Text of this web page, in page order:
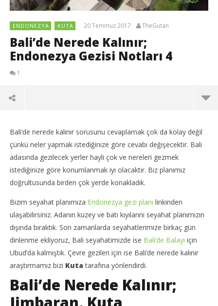
ENDONEZYA KUTA 20 Temmuz 2017 TheGutan
Bali’de Nerede Kalınır;
Endonezya Gezisi Notları 4
1
NOW VIEWING
Bali’de Nerede Kalınır; Endonezya Gezisi Notları 4
Temmuz
2017
TheGutan
Bali’de nerede kalınır sorusunu cevaplamak çok da kolay değil
çünkü neler yapmak istediğinize göre cevabı değişecektir. Bali
adasında gezilecek yerler hayli çok ve nereleri gezmek
istediğinize göre konumlanmak iyi olacaktır. Biz planımız
doğrultusunda birden çok yerde konakladık.
Bizim seyahat planımıza Endonezya gezi planı linkinden
ulaşabilirsiniz. Adanın kuzey ve batı kıyılarını seyahat planımızın
dışında bıraktık. Son zamanlarda seyahatlerimize birkaç gün
dinlenme ekliyoruz, Bali seyahatimizde ise Bali’de Balayı için
Ubud’da kalmıştık. Çevre gezileri için ise Bali’de nerede kalınır
araştırmamız bizi Kuta tarafına yönlendirdi.
Bali’de Nerede Kalınır;